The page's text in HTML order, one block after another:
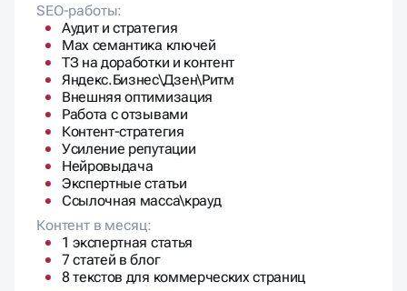
SEO-работы:
Аудит и стратегия
Max семантика ключей
ТЗ на доработки и контент
Яндекс.Бизнес\Дзен\Ритм
Внешняя оптимизация
Работа с отзывами
Контент-стратегия
Усиление репутации
Нейровыдача
Экспертные статьи
Ссылочная масса\крауд
Контент в месяц:
1 экспертная статья
7 статей в блог
8 текстов для коммерческих страниц